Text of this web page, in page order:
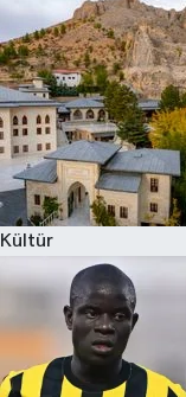
Kültür